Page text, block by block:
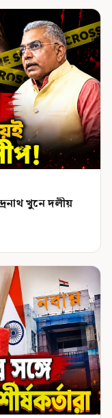
খুনে দলীয়